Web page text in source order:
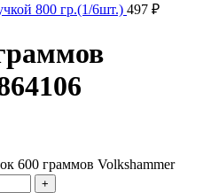
800 гр.(1/6шт.) 497 ₽
600 граммов Volkshammer